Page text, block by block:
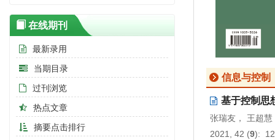
信息与控制
基于控制思
张瑞友， 王超慧
2021, 42 (9):
在线期刊
最新录用
当期目录
过刊浏览
热点文章
摘要点击排行